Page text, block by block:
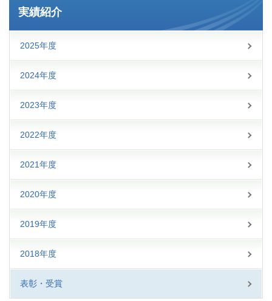
実績紹介
2025年度
2024年度
2023年度
2022年度
2021年度
2020年度
2019年度
2018年度
表彰・受賞